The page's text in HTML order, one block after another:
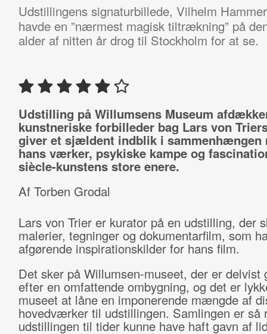
Udstillingens signaturbillede, Vilhelm
havde en ”nærmest magisk tiltrækning” på
alder af nitten år drog til Stockholm for at se.
Udstilling på Willumsens Museum
kunstneriske forbilleder bag Lars von
giver et sjældent indblik i sammenhængen
hans værker, psykiske kampe og
siècle-kunstens store enere.
Af Torben Grodal
Lars von Trier er kurator på en udstilling, der
malerier, tegninger og dokumentarfilm, som
afgørende inspirationskilder for hans film.
Det sker på Willumsen-museet, der er delvist
efter en omfattende ombygning, og det er
museet at låne en imponerende mængde af
hovedværker til udstillingen. Samlingen er så
udstillingen til tider kunne have haft gavn af